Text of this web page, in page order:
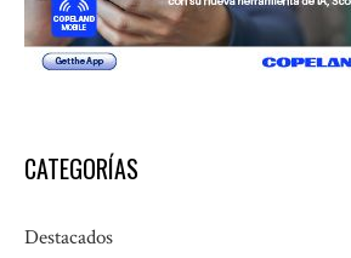
CATEGORÍAS
Destacados